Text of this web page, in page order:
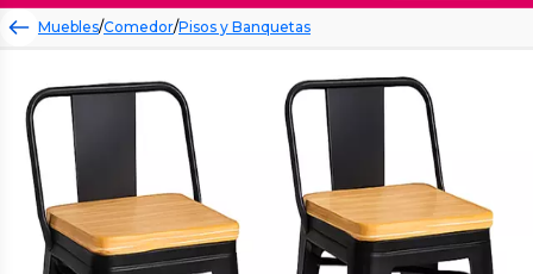
Muebles/Comedor/Pisos y Banquetas